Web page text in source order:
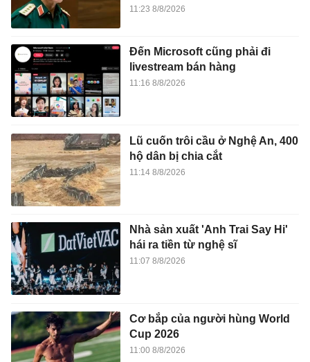
11:23 8/8/2026
Đến Microsoft cũng phải đi
livestream bán hàng
11:16 8/8/2026
Lũ cuốn trôi cầu ở Nghệ An, 400
hộ dân bị chia cắt
11:14 8/8/2026
Nhà sản xuất 'Anh Trai Say Hi'
hái ra tiền từ nghệ sĩ
11:07 8/8/2026
Cơ bắp của người hùng World
Cup 2026
11:00 8/8/2026